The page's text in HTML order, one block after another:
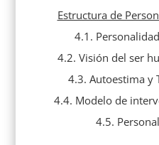
Estructura de
4.1.
4.2. Visión del ser
4.3. Autoestima y
4.4. Modelo de
4.5.